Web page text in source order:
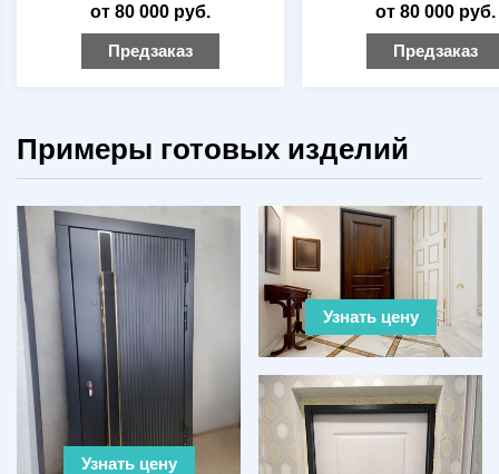
от 80 000 руб.
Предзаказ
от 80 000 руб.
Предзаказ
Примеры готовых изделий
Узнать цену
Узнать цену